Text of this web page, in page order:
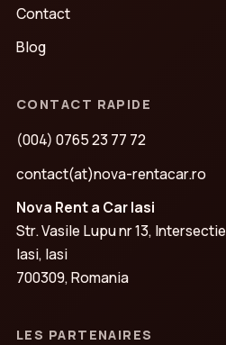
Contact
Blog
CONTACT RAPIDE
(004) 0765 23 77 72
contact(at)nova-rentacar.ro
Nova Rent a Car Iasi
Str. Vasile Lupu nr 13,
Iasi, Iasi
700309, Romania
LES PARTENAIRES